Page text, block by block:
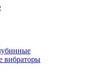
вибраторы